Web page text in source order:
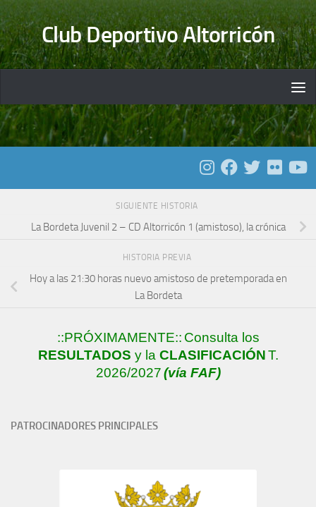
Saltar al contenido
Club Deportivo Altorricón
SIGUIENTE HISTORIA
La Bordeta Juvenil 2 – CD Altorricón 1 (amistoso), la crónica
HISTORIA PREVIA
Hoy a las 21:30 horas nuevo amistoso de pretemporada en
La Bordeta
::PRÓXIMAMENTE:: Consulta los
RESULTADOS y la CLASIFICACIÓNT.
2026/2027(vía FAF)
PATROCINADORES PRINCIPALES